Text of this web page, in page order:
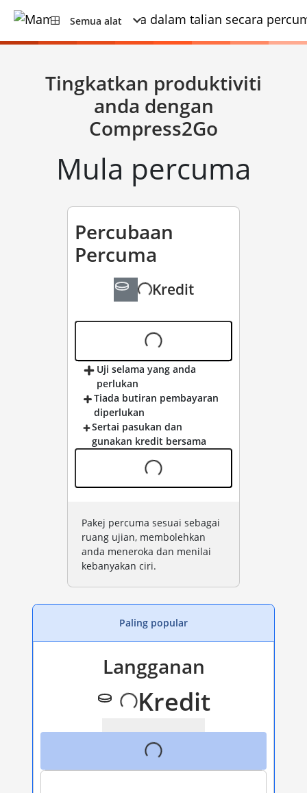
Semua alat
Tingkatkan produktiviti
anda dengan
Compress2Go
Mula percuma
Percubaan
Percuma
Kredit
Uji selama yang anda
perlukan
Tiada butiran pembayaran
diperlukan
Sertai pasukan dan
gunakan kredit bersama
Pakej percuma sesuai sebagai
ruang ujian, membolehkan
anda meneroka dan menilai
kebanyakan ciri.
Paling popular
Langganan
Kredit